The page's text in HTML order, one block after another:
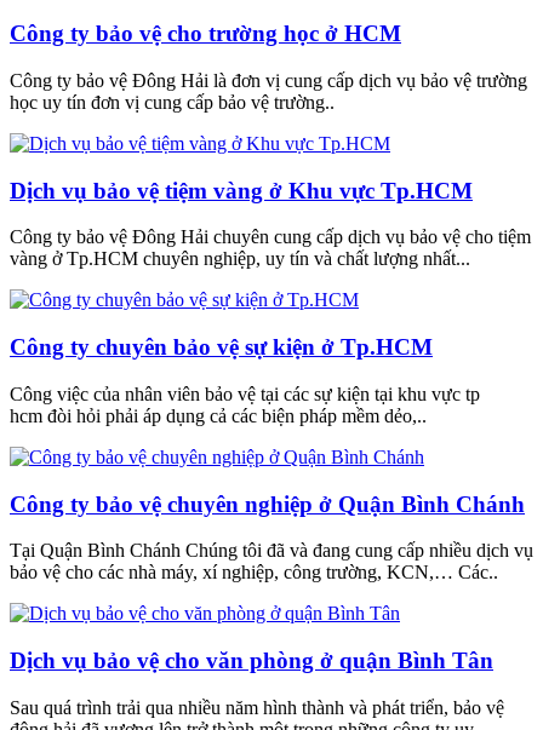
Công ty bảo vệ cho trường học ở HCM
Công ty bảo vệ Đông Hải là đơn vị cung cấp dịch vụ bảo vệ trường
học uy tín đơn vị cung cấp bảo vệ trường..
Dịch vụ bảo vệ tiệm vàng ở Khu vực Tp.HCM
Công ty bảo vệ Đông Hải chuyên cung cấp dịch vụ bảo vệ cho tiệm
vàng ở Tp.HCM chuyên nghiệp, uy tín và chất lượng nhất...
Công ty chuyên bảo vệ sự kiện ở Tp.HCM
Công việc của nhân viên bảo vệ tại các sự kiện tại khu vực tp
hcm đòi hỏi phải áp dụng cả các biện pháp mềm dẻo,..
Công ty bảo vệ chuyên nghiệp ở Quận Bình Chánh
Tại Quận Bình Chánh Chúng tôi đã và đang cung cấp nhiều dịch vụ
bảo vệ cho các nhà máy, xí nghiệp, công trường, KCN,… Các..
Dịch vụ bảo vệ cho văn phòng ở quận Bình Tân
Sau quá trình trải qua nhiều năm hình thành và phát triển, bảo vệ